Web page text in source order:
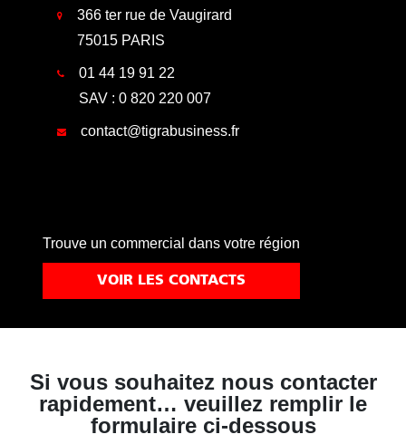
366 ter rue de Vaugirard
75015 PARIS
01 44 19 91 22
SAV : 0 820 220 007
contact@tigrabusiness.fr
Trouve un commercial dans votre région
VOIR LES CONTACTS
Si vous souhaitez nous contacter
rapidement… veuillez remplir le
formulaire ci-dessous